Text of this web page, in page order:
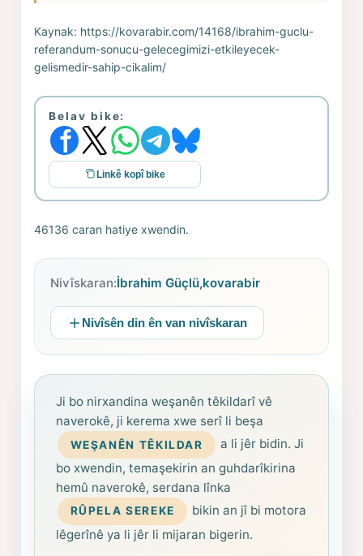
Kaynak: https://kovarabir.com/14168/ibrahim-guclu-
referandum-sonucu-gelecegimizi-etkileyecek-
gelismedir-sahip-cikalim/
Belav bike:
Linkê kopî bike
46136 caran hatiye xwendin.
Nivîskaran:İbrahim Güçlü,kovarabir
Nivîsên din ên van nivîskaran
Ji bo nirxandina weşanên têkildarî vê
naverokê, ji kerema xwe serî li beşa
WEŞANÊN TÊKILDAR
a li jêr bidin. Ji
bo xwendin, temaşekirin an guhdarîkirina
hemû naverokê, serdana lînka
RÛPELA SEREKE
bikin an jî bi motora
lêgerînê ya li jêr li mijaran bigerin.